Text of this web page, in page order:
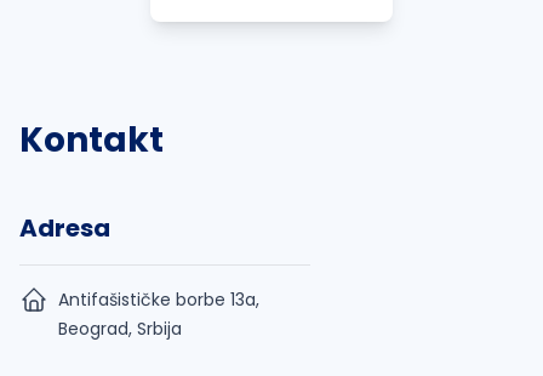
Kontakt
Adresa
Antifašističke borbe 13a,
Beograd, Srbija